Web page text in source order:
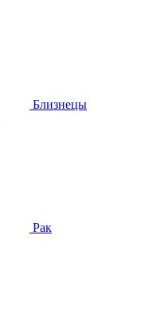
Близнецы
Рак